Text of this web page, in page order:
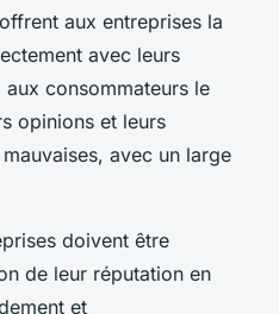
aux entreprises la
avec leurs
consommateurs le
opinions et leurs
avec un large
doivent être
de leur réputation en
et